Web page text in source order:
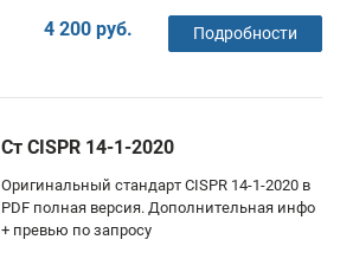
4 200 руб. Подробности
Ст CISPR 14-1-2020
Оригинальный стандарт CISPR 14-1-2020 в
PDF полная версия. Дополнительная инфо
+ превью по запросу